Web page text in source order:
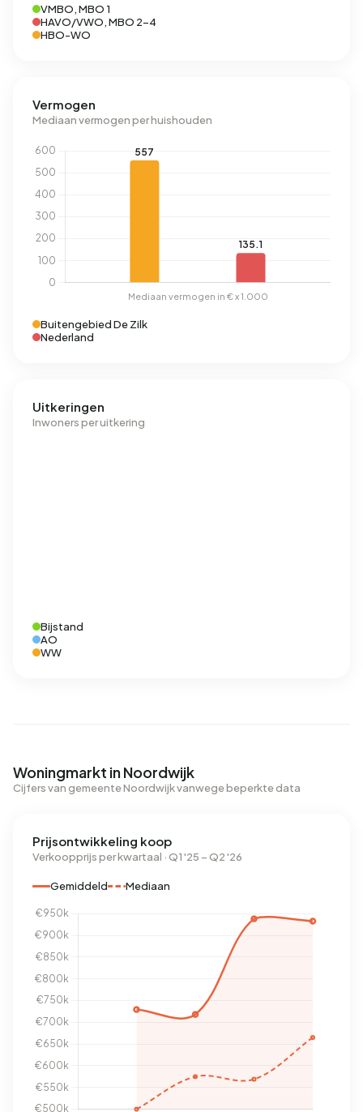
VMBO, MBO 1
HAVO/VWO, MBO 2-4
HBO-WO
Vermogen
Mediaan vermogen per huishouden
Buitengebied De Zilk
Nederland
Uitkeringen
Inwoners per uitkering
Bijstand
AO
WW
Woningmarkt in Noordwijk
Cijfers van gemeente Noordwijk vanwege beperkte data
Prijsontwikkeling koop
Verkoopprijs per kwartaal · Q1 '25 – Q2 '26
Gemiddeld Mediaan